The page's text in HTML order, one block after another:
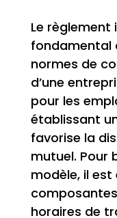
Le
fondamental
normes de
d’une
pour les
établissant
favorise la
mutuel. Pour
modèle, il est
horaires de